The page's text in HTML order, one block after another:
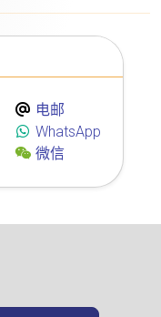
电邮
WhatsApp
微信